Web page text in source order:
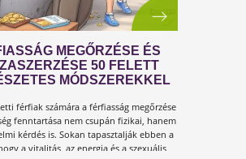
a hőmérséklet tartósan 30–35 °C fölé
szervezetünk hőszabályozó
komoly terhelés alá kerül.Tünetek,
megoldások!